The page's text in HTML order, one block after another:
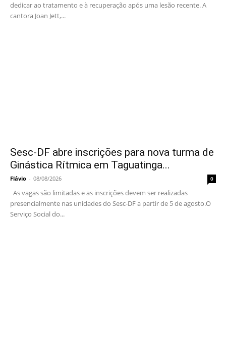
dedicar ao tratamento e à recuperação após uma lesão recente. A
cantora Joan Jett,...
Sesc-DF abre inscrições para nova turma de
Ginástica Rítmica em Taguatinga...
Flávio - 08/08/2026 0
As vagas são limitadas e as inscrições devem ser realizadas
presencialmente nas unidades do Sesc-DF a partir de 5 de agosto.O
Serviço Social do...